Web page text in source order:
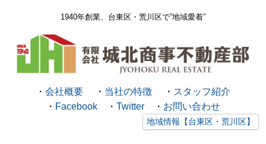
1940年創業、台東区・荒川区で”地域愛着”
・ 会社概要 ・ 当社の特徴 ・ スタッフ紹介
・ Facebook ・ Twitter ・ お問い合わせ
地域情報【台東区・荒川区】